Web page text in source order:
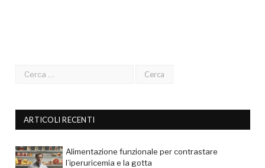
ARTICOLI RECENTI
Alimentazione funzionale per contrastare
l’iperuricemia e la gotta